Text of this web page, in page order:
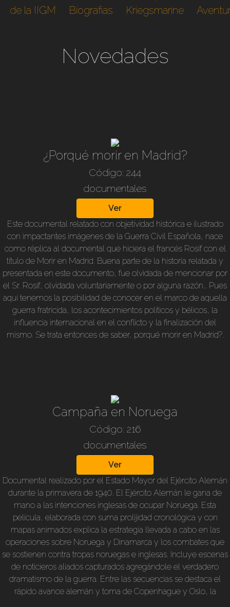
de la IIGM
Biografias Kriegsmarine
Novedades
¿Porqué morir en Madrid?
Código: 244
documentales
Ver
Este documental relatado con objetividad histórica e ilustrado
con impactantes imágenes de la Guerra Civil Española, nace
como réplica al documental que hiciera el francés Rosif con el
título de Morir en Madrid. Buena parte de la historia relatada y
presentada en este documento, fue olvidada de mencionar por
el Sr. Rosif, olvidada voluntariamente o por alguna razón… Pues
aquí tenemos la posibilidad de conocer en el marco de aquella
guerra fratricida, los acontecimientos políticos y bélicos, la
influencia internacional en el conflicto y la finalización del
mismo. Se trata entonces de saber, porqué morir en Madrid?.
Campaña en Noruega
Código: 216
documentales
Ver
Documental realizado por el Estado Mayor del Ejército Alemán
durante la primavera de 1940. El Ejército Alemán le gana de
mano a las intenciones inglesas de ocupar Noruega. Esta
película, elaborada con suma prolijidad cronológica y con
mapas animados explica la estrategia llevada a cabo en las
operaciones sobre Noruega y Dinamarca y los combates que
se sostienen contra tropas noruegas e inglesas. Incluye escenas
de noticieros aliados capturados agregándole el verdadero
dramatismo de la guerra. Entre las secuencias se destaca el
rápido avance alemán y toma de Copenhague y Oslo, la